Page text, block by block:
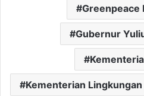
Greenpeace
Gubernur
Kementerian